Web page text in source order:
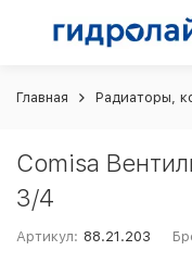
Главная Радиаторы,
Comisa
3/4
Артикул: 88.21.203